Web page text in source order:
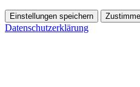
Einstellungen speichern
Datenschutzerklärung